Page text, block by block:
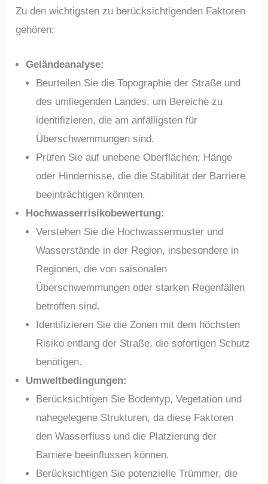
Zu den wichtigsten zu berücksichtigenden Faktoren
gehören:
Geländeanalyse:
Beurteilen Sie die Topographie der Straße und
des umliegenden Landes, um Bereiche zu
identifizieren, die am anfälligsten für
Überschwemmungen sind.
Prüfen Sie auf unebene Oberflächen, Hänge
oder Hindernisse, die die Stabilität der Barriere
beeinträchtigen könnten.
Hochwasserrisikobewertung:
Verstehen Sie die Hochwassermuster und
Wasserstände in der Region, insbesondere in
Regionen, die von saisonalen
Überschwemmungen oder starken Regenfällen
betroffen sind.
Identifizieren Sie die Zonen mit dem höchsten
Risiko entlang der Straße, die sofortigen Schutz
benötigen.
Umweltbedingungen:
Berücksichtigen Sie Bodentyp, Vegetation und
nahegelegene Strukturen, da diese Faktoren
den Wasserfluss und die Platzierung der
Barriere beeinflussen können.
Berücksichtigen Sie potenzielle Trümmer, die